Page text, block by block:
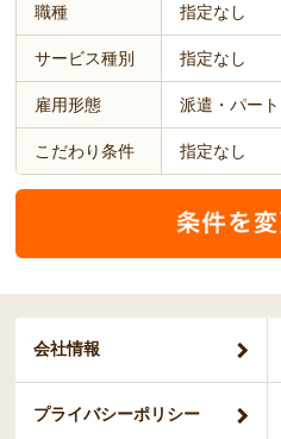
職種 指定なし
サービス種別 指定なし
雇用形態 派遣・パート
こだわり条件 指定なし
会社情報
プライバシーポリシー